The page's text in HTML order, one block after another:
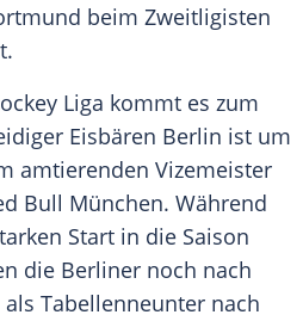
beim Zweitligisten
Liga kommt es zum
Eisbären Berlin ist um
amtierenden Vizemeister
Bull München. Während
Start in die Saison
die Berliner noch nach
Tabellenneunter nach